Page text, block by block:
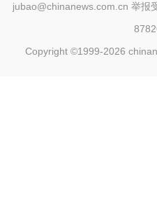
jubao@chinanews.com.cn 举报
Copyright ©1999-2026